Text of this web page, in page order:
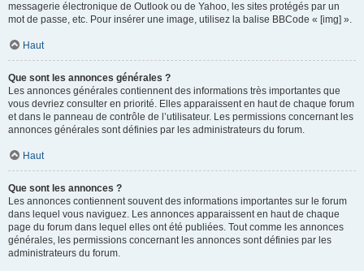
messagerie électronique de Outlook ou de Yahoo, les sites protégés par un
mot de passe, etc. Pour insérer une image, utilisez la balise BBCode « [img] ».
Haut
Que sont les annonces générales ?
Les annonces générales contiennent des informations très importantes que
vous devriez consulter en priorité. Elles apparaissent en haut de chaque forum
et dans le panneau de contrôle de l’utilisateur. Les permissions concernant les
annonces générales sont définies par les administrateurs du forum.
Haut
Que sont les annonces ?
Les annonces contiennent souvent des informations importantes sur le forum
dans lequel vous naviguez. Les annonces apparaissent en haut de chaque
page du forum dans lequel elles ont été publiées. Tout comme les annonces
générales, les permissions concernant les annonces sont définies par les
administrateurs du forum.